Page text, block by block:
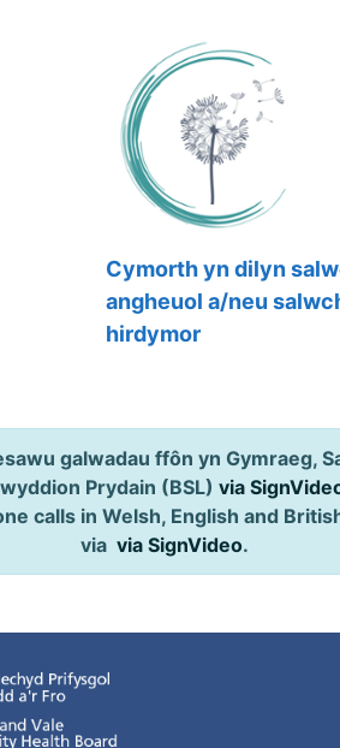
Cymorth yn dilyn
angheuol a/neu
hirdymor
galwadau ffôn yn Gymraeg,
Prydain (BSL)via
calls in Welsh, English and
via via SignVideo.